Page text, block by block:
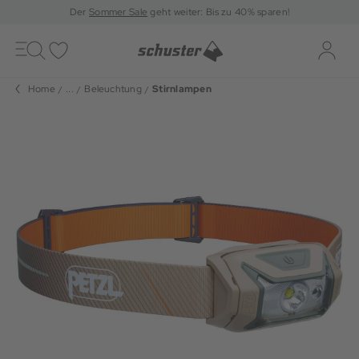
DerSommer Sale geht weiter: Bis zu 40% sparen!
Toggle
navigation
Home ... Beleuchtung Stirnlampen